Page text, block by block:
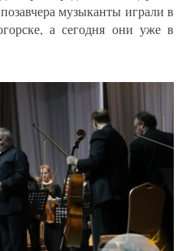
музыканты играли в
а сегодня они уже в